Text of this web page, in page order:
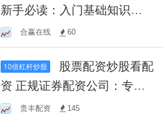
新手必读：入门基础知识与
实战操作技巧全解析
合赢在线 60
10倍杠杆炒股
资 正规证券配资公司：专
业、安全、高效的股市投资
贵丰配资 145